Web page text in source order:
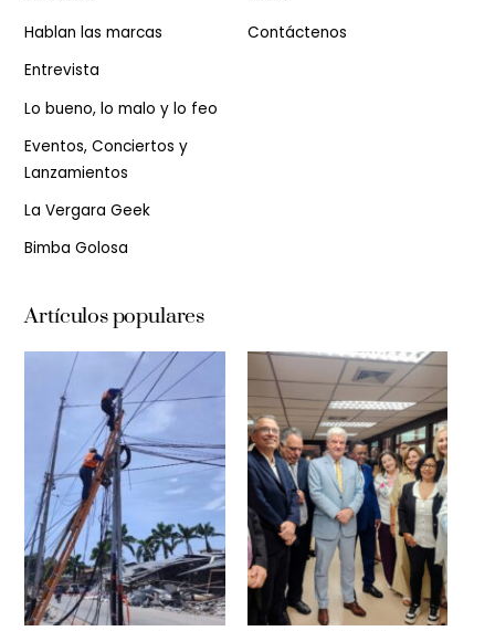
Hablan las marcas
Entrevista
Lo bueno, lo malo y lo feo
Eventos, Conciertos y
Lanzamientos
La Vergara Geek
Bimba Golosa
Contáctenos
Artículos populares